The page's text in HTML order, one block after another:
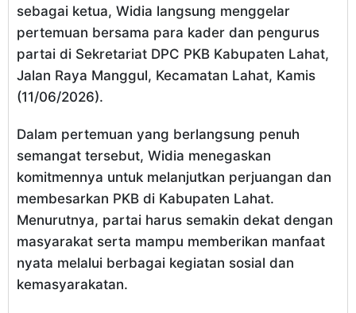
sebagai ketua, Widia langsung menggelar
pertemuan bersama para kader dan pengurus
partai di Sekretariat DPC PKB Kabupaten Lahat,
Jalan Raya Manggul, Kecamatan Lahat, Kamis
(11/06/2026).
Dalam pertemuan yang berlangsung penuh
semangat tersebut, Widia menegaskan
komitmennya untuk melanjutkan perjuangan dan
membesarkan PKB di Kabupaten Lahat.
Menurutnya, partai harus semakin dekat dengan
masyarakat serta mampu memberikan manfaat
nyata melalui berbagai kegiatan sosial dan
kemasyarakatan.